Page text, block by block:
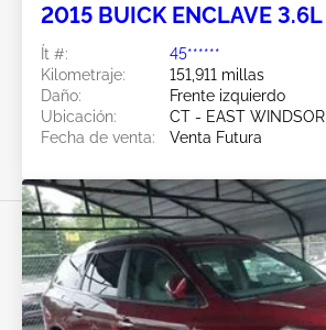
2015 BUICK ENCLAVE 3.6L
Ít #:
45******
Kilometraje:
151,911 millas
Daño:
Frente izquierdo
Ubicación:
CT - EAST WINDSOR
Fecha de venta:
Venta Futura